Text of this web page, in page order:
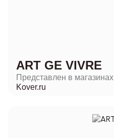
ART GE VIVRE
Представлен в магазинах
Kover.ru